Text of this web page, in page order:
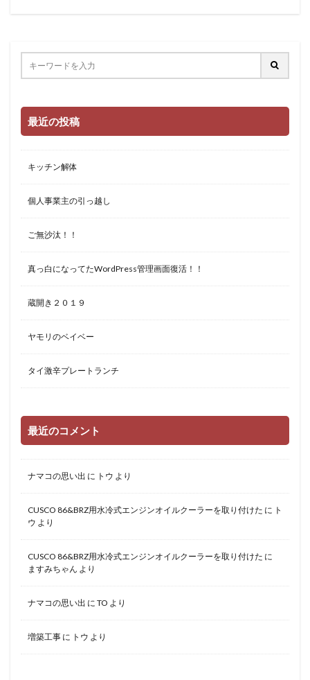
最近の投稿
キッチン解体
個人事業主の引っ越し
ご無沙汰！！
真っ白になってたWordPress管理画面復活！！
蔵開き２０１９
ヤモリのベイベー
タイ激辛プレートランチ
最近のコメント
ナマコの思い出 に トウ より
CUSCO 86&BRZ用水冷式エンジンオイルクーラーを取り付けた に ト
ウ より
CUSCO 86&BRZ用水冷式エンジンオイルクーラーを取り付けた に
ますみちゃん より
ナマコの思い出 に TO より
増築工事 に トウ より